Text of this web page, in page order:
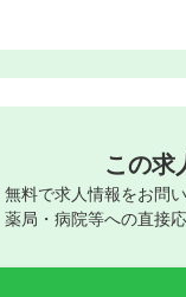
この求
無料で求人情報をお問
薬局・病院等への直接